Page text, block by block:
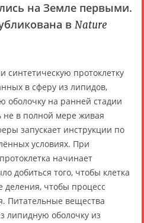
на Земле первыми.
в Nature
синтетическую протоклетку
в сферу из липидов,
на ранней стадии
не в полной мере живая
запускает инструкции по
условиях. При
начинает
добиться того, чтобы клетка
деления, чтобы процесс
Питательные вещества
липидную оболочку из